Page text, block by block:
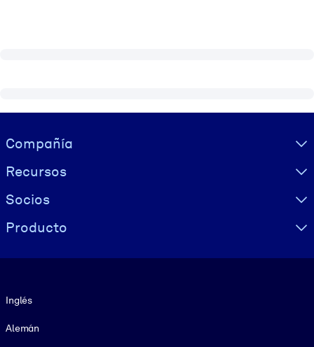
Visually hidden Text
Compañía
Recursos
Socios
Producto
Inglés
Alemán